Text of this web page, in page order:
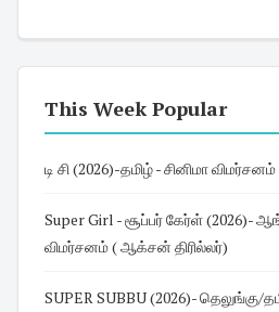
This Week Popular
டி சி (2026)-தமிழ் - சினிமா
Super Girl - சூப்பர் கேர்ள் (2026)-
விமர்சனம் ( ஆக்சன் திரில்லர்)
SUPER SUBBU (2026)- தெலுங்கு/தமிழ் - வெப் சீரிஸ்